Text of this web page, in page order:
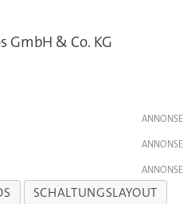
GmbH & Co. KG
SCHALTUNGSLAYOUT